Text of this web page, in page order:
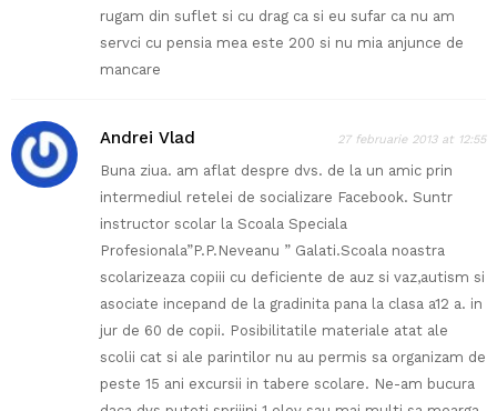
rugam din suflet si cu drag ca si eu sufar ca nu am
servci cu pensia mea este 200 si nu mia anjunce de
mancare
Andrei Vlad 27 februarie 2013 at 12:55
Buna ziua. am aflat despre dvs. de la un amic prin
intermediul retelei de socializare Facebook. Suntr
instructor scolar la Scoala Speciala
Profesionala”P.P.Neveanu ” Galati.Scoala noastra
scolarizeaza copiii cu deficiente de auz si vaz,autism si
asociate incepand de la gradinita pana la clasa a12 a. in
jur de 60 de copii. Posibilitatile materiale atat ale
scolii cat si ale parintilor nu au permis sa organizam de
peste 15 ani excursii in tabere scolare. Ne-am bucura